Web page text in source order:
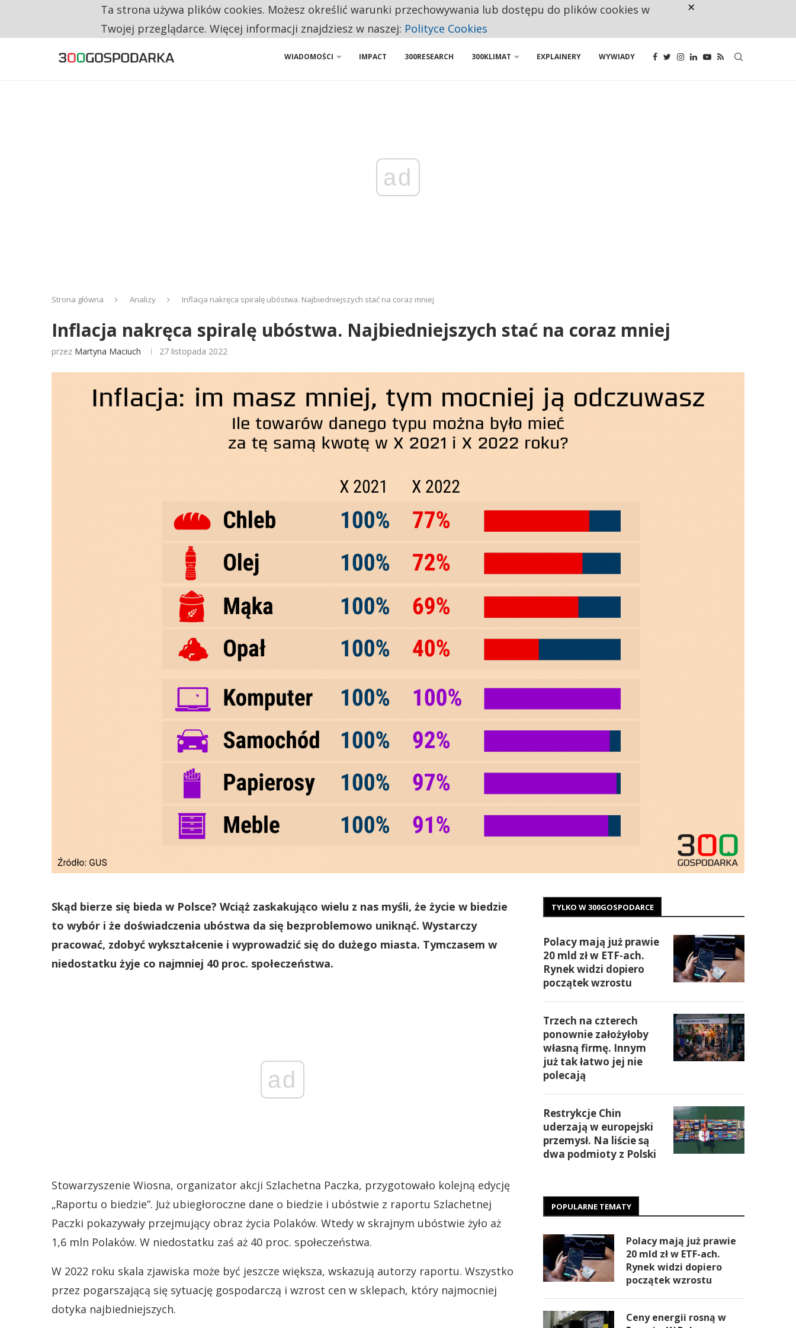
RESTRYKCJE CHIN UDERZAJĄ W EUROPEJSKI PRZEMYSŁ. NA LIŚCIE SĄ DWA PODMIOTY Z POLSKI
WIADOMOŚCI IMPACT 300RESEARCH 300KLIMAT EXPLAINERY WYWIADY
ad
Strona główna Analizy Inflacja nakręca spiralę ubóstwa. Najbiedniejszych stać na coraz mniej
Inflacja nakręca spiralę ubóstwa. Najbiedniejszych stać na coraz mniej
przez Martyna Maciuch 27 listopada 2022
Skąd bierze się bieda w Polsce? Wciąż zaskakująco wielu z nas myśli, że życie w biedzie
to wybór i że doświadczenia ubóstwa da się bezproblemowo uniknąć. Wystarczy
pracować, zdobyć wykształcenie i wyprowadzić się do dużego miasta. Tymczasem w
niedostatku żyje co najmniej 40 proc. społeczeństwa.
ad
Stowarzyszenie Wiosna, organizator akcji Szlachetna Paczka, przygotowało kolejną edycję
„Raportu o biedzie”. Już ubiegłoroczne dane o biedzie i ubóstwie z raportu Szlachetnej
Paczki pokazywały przejmujący obraz życia Polaków. Wtedy w skrajnym ubóstwie żyło aż
1,6 mln Polaków. W niedostatku zaś aż 40 proc. społeczeństwa.
W 2022 roku skala zjawiska może być jeszcze większa, wskazują autorzy raportu. Wszystko
przez pogarszającą się sytuację gospodarczą i wzrost cen w sklepach, który najmocniej
dotyka najbiedniejszych.
TYLKO W 300GOSPODARCE
Polacy mają już prawie
20 mld zł w ETF-ach.
Rynek widzi dopiero
początek wzrostu
Trzech na czterech
ponownie założyłoby
własną firmę. Innym
już tak łatwo jej nie
polecają
Restrykcje Chin
uderzają w europejski
przemysł. Na liście są
dwa podmioty z Polski
POPULARNE TEMATY
Polacy mają już prawie
20 mld zł w ETF-ach.
Rynek widzi dopiero
początek wzrostu
Ceny energii rosną w
Ta strona używa plików cookies. Możesz określić warunki przechowywania lub dostępu do plików cookies w
Twojej przeglądarce. Więcej informacji znajdziesz w naszej: Polityce Cookies
×